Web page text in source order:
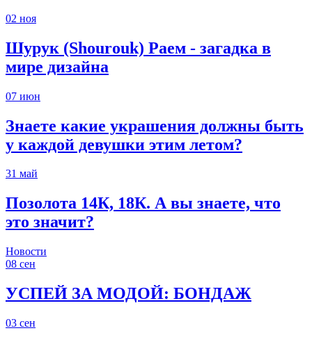
02 ноя
Шурук (Shourouk) Раем - загадка в
мире дизайна
07 июн
Знаете какие украшения должны быть
у каждой девушки этим летом?
31 май
Позолота 14К, 18К. А вы знаете, что
это значит?
Новости
08 сен
УСПЕЙ ЗА МОДОЙ: БОНДАЖ
03 сен